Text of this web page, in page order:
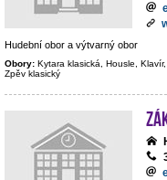
Hudební obor a výtvarný obor
Obory: Kytara klasická, Housle,
Zpěv klasický